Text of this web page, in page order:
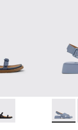
003 -
- K201883-004
Sandal - K201883-
Dana